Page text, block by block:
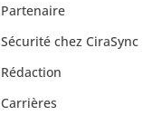
Partenaire
Sécurité chez CiraSync
Rédaction
Carrières